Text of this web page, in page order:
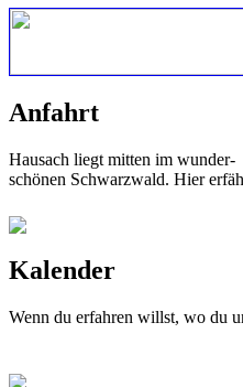
Anfahrt
Hausach liegt mitten im wunder-
schönen Schwarzwald. Hier
Kalender
Wenn du erfahren willst, wo du